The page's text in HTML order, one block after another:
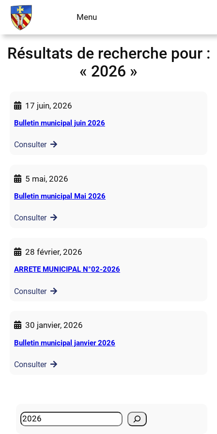
Aller
contenu
Menu
Résultats de recherche pour :
« 2026 »
17 juin, 2026
Bulletin municipal juin 2026
Consulter
5 mai, 2026
Bulletin municipal Mai 2026
Consulter
28 février, 2026
ARRETE MUNICIPAL N°02-2026
Consulter
30 janvier, 2026
Bulletin municipal janvier 2026
Consulter
S